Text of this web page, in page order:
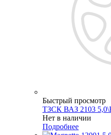
Быстрый просмотр
ТЗСК ВАЗ 2103
Нет в наличии
Подробнее